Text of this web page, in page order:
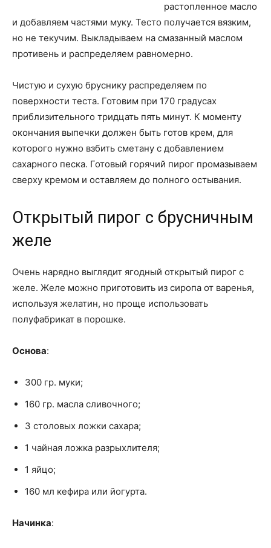
растопленное масло
и добавляем частями муку. Тесто получается вязким,
но не текучим. Выкладываем на смазанный маслом
противень и распределяем равномерно.
Чистую и сухую бруснику распределяем по
поверхности теста. Готовим при 170 градусах
приблизительного тридцать пять минут. К моменту
окончания выпечки должен быть готов крем, для
которого нужно взбить сметану с добавлением
сахарного песка. Готовый горячий пирог промазываем
сверху кремом и оставляем до полного остывания.
Открытый пирог с брусничным
желе
Очень нарядно выглядит ягодный открытый пирог с
желе. Желе можно приготовить из сиропа от варенья,
используя желатин, но проще использовать
полуфабрикат в порошке.
Основа:
300 гр. муки;
160 гр. масла сливочного;
3 столовых ложки сахара;
1 чайная ложка разрыхлителя;
1 яйцо;
160 мл кефира или йогурта.
Начинка: